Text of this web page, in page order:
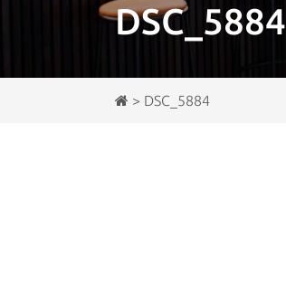
DSC_5884
> DSC_5884